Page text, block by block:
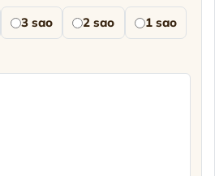
3 sao 2 sao 1 sao